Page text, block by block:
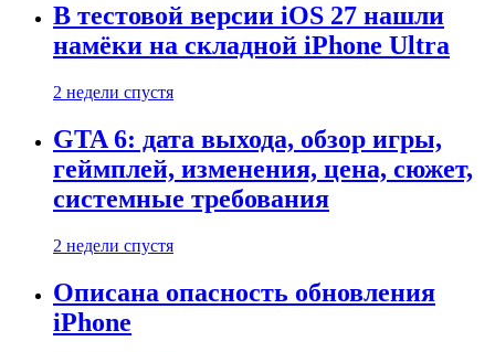
В тестовой версии iOS 27 нашли
намёки на складной iPhone Ultra
2 недели спустя
GTA 6: дата выхода, обзор игры,
геймплей, изменения, цена, сюжет,
системные требования
2 недели спустя
Описана опасность обновления
iPhone